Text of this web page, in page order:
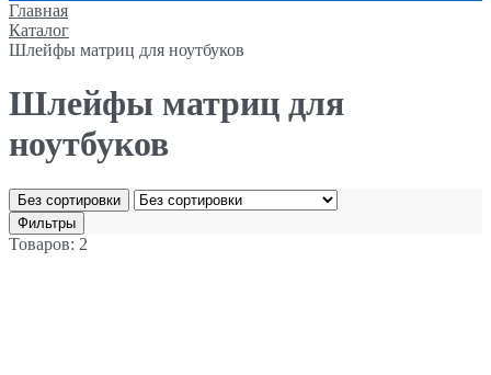
Главная
Каталог
Шлейфы матриц для ноутбуков
Шлейфы матриц для
ноутбуков
Без сортировки
Фильтры
Товаров: 2